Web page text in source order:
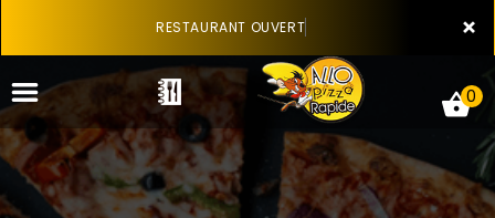
×
RESTAURANT OUVERT
0